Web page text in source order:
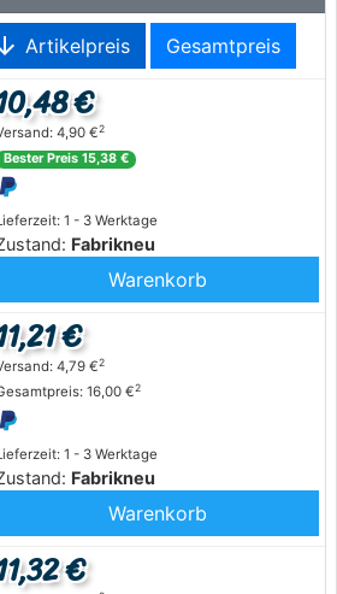
Artikelpreis Gesamtpreis
1 - 3 Werktage
Fabrikneu
€
4,90 €2
Bester Preis 15,38 €
Warenkorb
1 - 3 Werktage
Fabrikneu
€
4,79 €2
16,00 €2
Warenkorb
€